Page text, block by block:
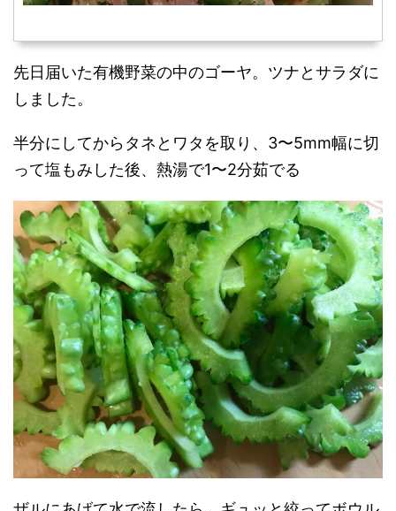
先日届いた有機野菜の中のゴーヤ。ツナとサラダに
しました。
半分にしてからタネとワタを取り、3〜5mm幅に切
って塩もみした後、熱湯で1〜2分茹でる